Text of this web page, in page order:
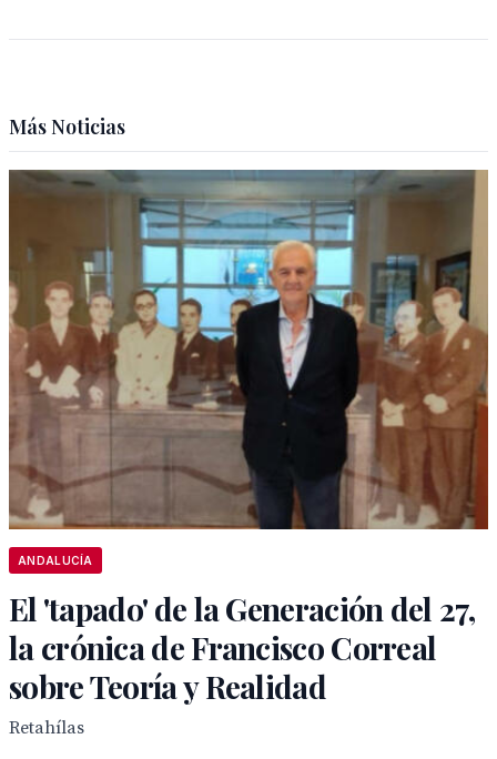
Más Noticias
ANDALUCÍA
El 'tapado' de la Generación del 27,
la crónica de Francisco Correal
sobre Teoría y Realidad
Retahílas